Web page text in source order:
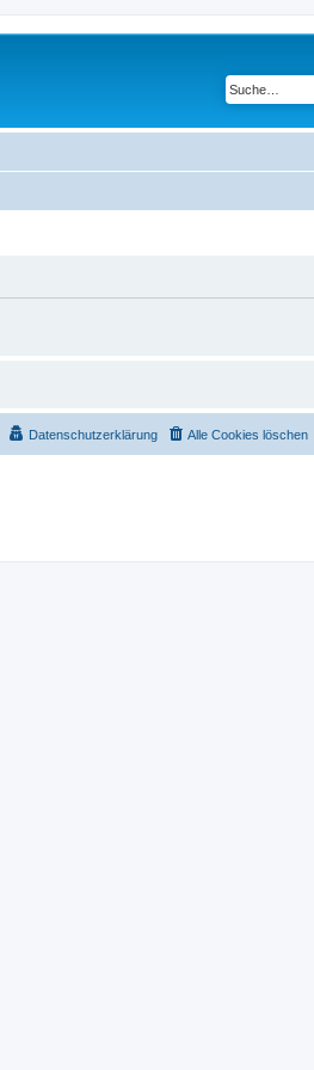
Alle Cookies löschen
Datenschutzerklärung